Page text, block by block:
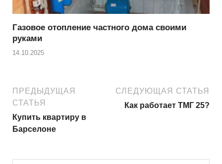
Газовое отопление частного дома своими
руками
14.10.2025
ПРЕДЫДУЩАЯ
СТАТЬЯ
Купить квартиру в
Барселоне
СЛЕДУЮЩАЯ СТАТЬЯ
Как работает ТМГ 25?